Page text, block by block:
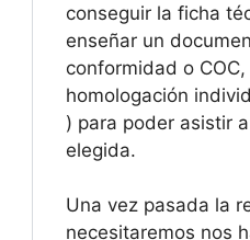
conseguir la ficha
enseñar un
conformidad o
homologación
) para poder asistir
elegida.
Una vez pasada la
necesitaremos nos